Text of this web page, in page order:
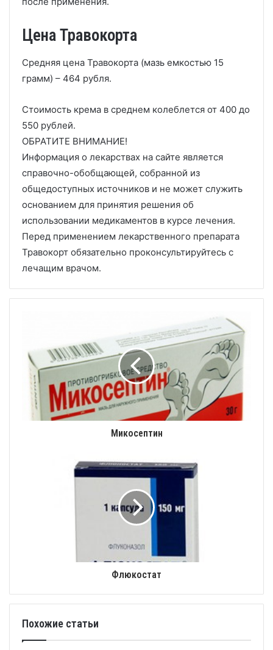
Цена Травокорта
Средняя цена Травокорта (мазь емкостью 15
грамм) – 464 рубля.
Стоимость крема в среднем колеблется от 400 до
550 рублей.
ОБРАТИТЕ ВНИМАНИЕ!
Информация о лекарствах на сайте является
справочно-обобщающей, собранной из
общедоступных источников и не может служить
основанием для принятия решения об
использовании медикаментов в курсе лечения.
Перед применением лекарственного препарата
Травокорт обязательно проконсультируйтесь с
лечащим врачом.
Микосептин
Флюкостат
Похожие статьи